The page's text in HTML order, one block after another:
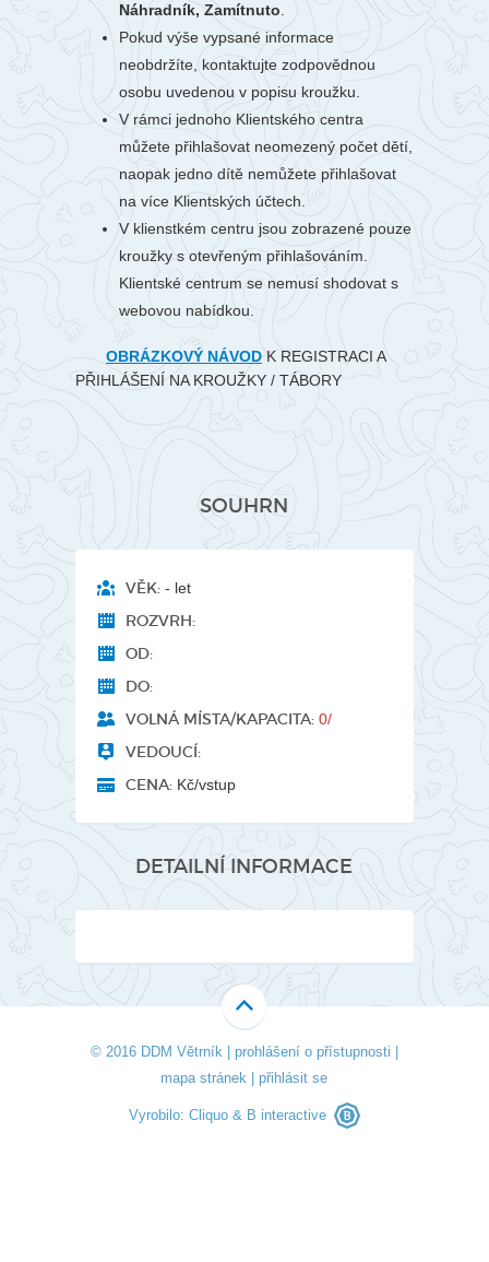
Náhradník, Zamítnuto
Pokud výše vypsané informace
neobdržíte, kontaktujte zodpovědnou
osobu uvedenou v popisu kroužku.
V rámci jednoho Klientského centra
můžete přihlašovat neomezený počet dětí,
naopak jedno dítě nemůžete přihlašovat
na více Klientských účtech.
V klienstkém centru jsou zobrazené pouze
kroužky s otevřeným přihlašováním.
Klientské centrum se nemusí shodovat s
webovou nabídkou.
OBRÁZKOVÝ NÁVODK REGISTRACI A
PŘIHLÁŠENÍ NA KROUŽKY / TÁBORY
SOUHRN
VĚK: - let
ROZVRH:
OD:
DO:
VOLNÁ MÍSTA/KAPACITA: 0/
VEDOUCÍ:
CENA: Kč/vstup
DETAILNÍ INFORMACE
© 2016 DDM Větrník | prohlášení o přístupnosti
mapa stránek |přihlásit se
Vyrobilo:Cliquo & B interactive